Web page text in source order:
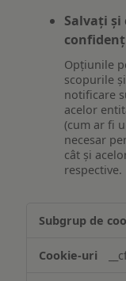
Salvați
Opțiunile
scopurile
notificare
acelor
(cum ar fi
necesar
cât și
respective.
funcționalităților
ului